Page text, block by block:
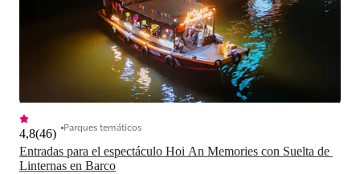
Entradas para el espectáculo Hoi An Memories con Suelta de
Linternas en Barco
4,8(46) Parques temáticos